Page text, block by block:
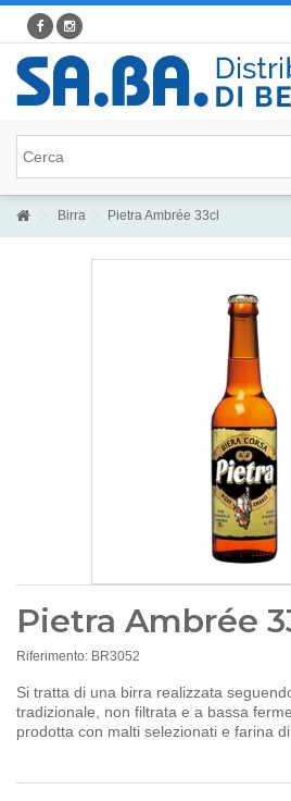
Birra Pietra Ambrée 33cl
Pietra Ambrée
Riferimento: BR3052
Si tratta di una birra realizzata
tradizionale, non filtrata e a bassa
prodotta con malti selezionati e farina